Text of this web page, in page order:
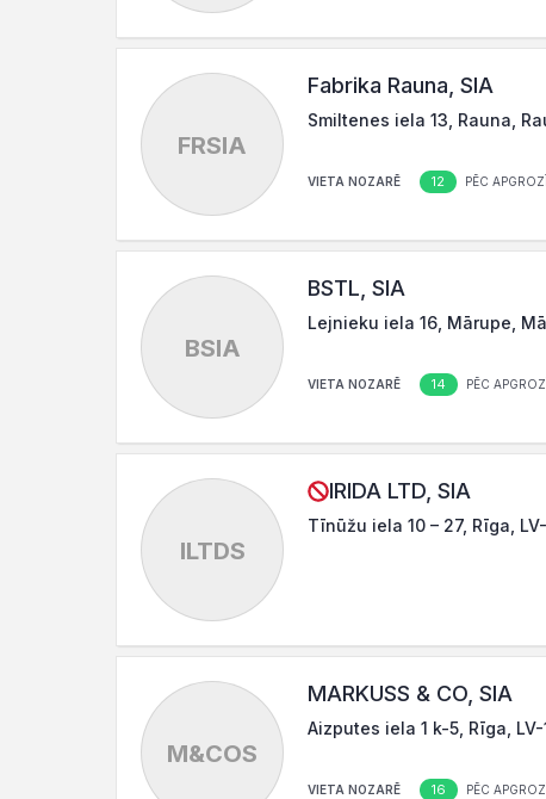
FRSIA
Fabrika Rauna, SIA
Smiltenes iela 13, Rauna,
VIETA NOZARĒ 12 PĒC
BSIA
BSTL, SIA
Lejnieku iela 16, Mārupe,
VIETA NOZARĒ 14 PĒC
ILTDS
IRIDA LTD, SIA
Tīnūžu iela 10 – 27, Rīga,
M&COS
MARKUSS & CO, SIA
Aizputes iela 1 k-5, Rīga,
VIETA NOZARĒ 16 PĒC